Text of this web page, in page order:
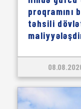
təhsili